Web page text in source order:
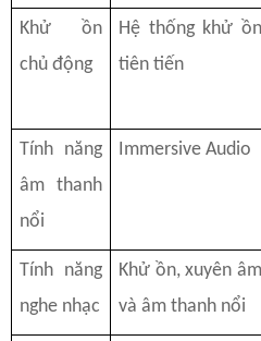
Khử ồn
chủ động
Hệ thống khử ồn
tiên tiến
Tính năng
âm thanh
nổi
Immersive Audio
Tính năng
nghe nhạc
Khử ồn, xuyên âm
và âm thanh nổi